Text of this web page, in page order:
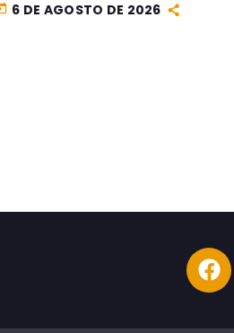
6 DE AGOSTO DE 2026